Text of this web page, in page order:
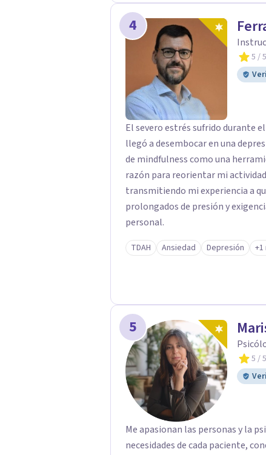
humano y orientado a generar un
centro ofrece una primera
valorar el tipo de
4
5 / 5
El severo estrés sufrido durante
llegó a desembocar en una
de mindfulness como una
razón para reorientar mi
transmitiendo mi experiencia a
prolongados de presión y
personal.
TDAH Ansiedad Depresión +1
5
5 / 5
Me apasionan las personas y la
necesidades de cada paciente,